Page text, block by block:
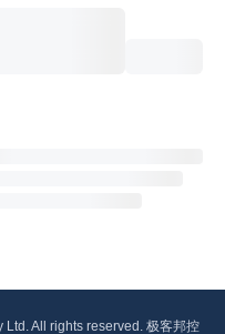
All rights reserved. 极客邦控